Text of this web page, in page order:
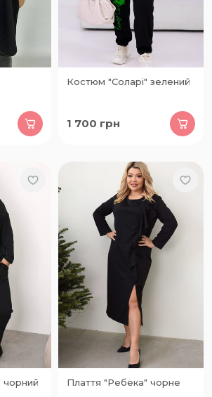
Костюм "Соларі" зелений
1 700 грн
чорний Плаття "Ребека" чорне